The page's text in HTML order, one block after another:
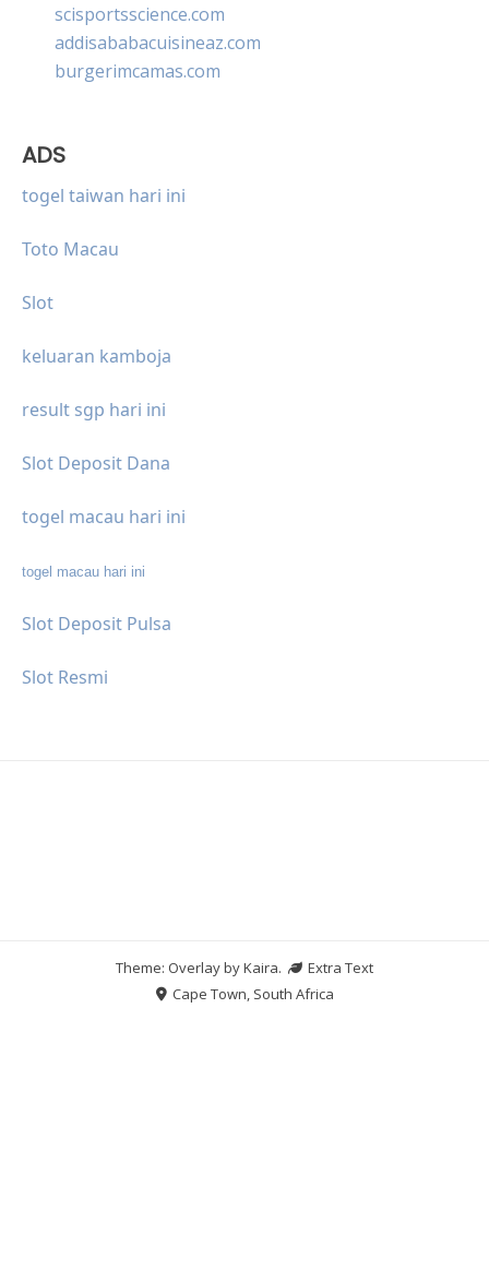
scisportsscience.com
addisababacuisineaz.com
burgerimcamas.com
ADS
togel taiwan hari ini
Toto Macau
Slot
keluaran kamboja
result sgp hari ini
Slot Deposit Dana
togel macau hari ini
togel macau hari ini
Slot Deposit Pulsa
Slot Resmi
Theme: Overlay byKaira.
Extra Text
Cape Town, South Africa